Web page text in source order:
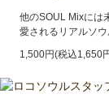
他のSOUL Mixには
愛されるリアルソ
1,500円(税込1,650